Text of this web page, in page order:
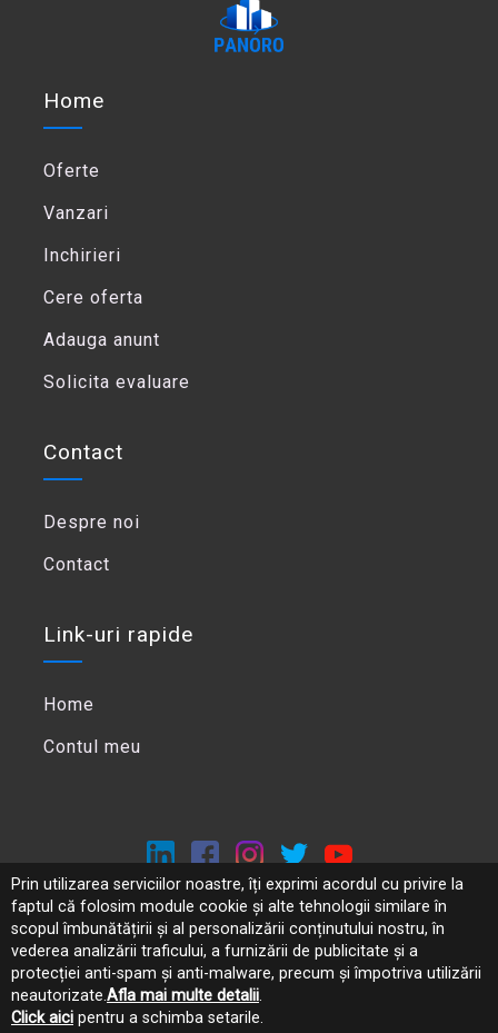
Prin utilizarea serviciilor noastre, îți exprimi acordul cu privire la
faptul că folosim module cookie și alte tehnologii similare în
scopul îmbunătățirii și al personalizării conținutului nostru, în
vederea analizării traficului, a furnizării de publicitate și a
protecției anti-spam și anti-malware, precum și împotriva utilizării
neautorizate.Afla mai multe detalii.
Click aici pentru a schimba setarile.
Home
Oferte
Vanzari
Inchirieri
Cere oferta
Adauga anunt
Solicita evaluare
Contact
Despre noi
Contact
Link-uri rapide
Home
Contul meu
Politica de confidentialitate
ANPC
Copyright ©2026